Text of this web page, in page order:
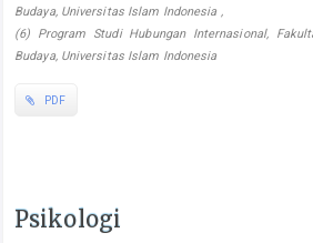
Budaya, Universitas Islam Indonesia ,
(6) Program Studi Hubungan Internasional,
Budaya, Universitas Islam Indonesia
PDF
Psikologi